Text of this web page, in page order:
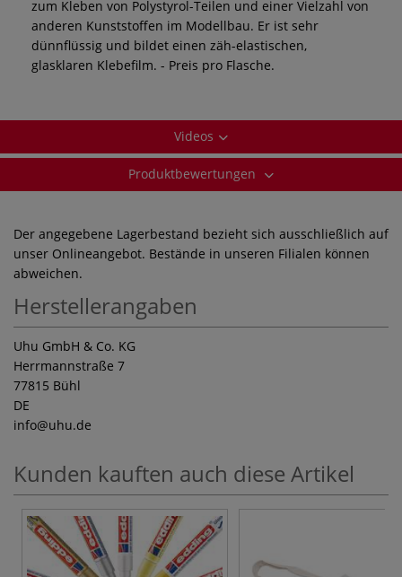
zum Kleben von Polystyrol-Teilen und einer Vielzahl von
anderen Kunststoffen im Modellbau. Er ist sehr
dünnflüssig und bildet einen zäh-elastischen,
glasklaren Klebefilm. - Preis pro Flasche.
Videos
Produktbewertungen
Der angegebene Lagerbestand bezieht sich ausschließlich auf
unser Onlineangebot. Bestände in unseren Filialen können
abweichen.
Herstellerangaben
Uhu GmbH & Co. KG
Herrmannstraße 7
77815 Bühl
DE
info@uhu.de
Kunden kauften auch diese Artikel